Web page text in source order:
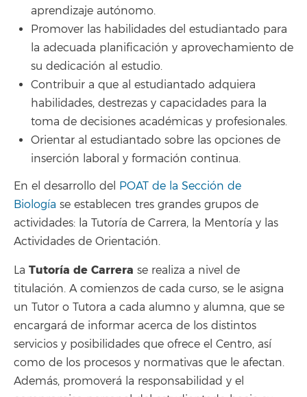
aprendizaje autónomo.
Promover las habilidades del estudiantado para
la adecuada planificación y aprovechamiento de
su dedicación al estudio.
Contribuir a que al estudiantado adquiera
habilidades, destrezas y capacidades para la
toma de decisiones académicas y profesionales.
Orientar al estudiantado sobre las opciones de
inserción laboral y formación continua.
En el desarrollo del POAT de la Sección de
Biología se establecen tres grandes grupos de
actividades: la Tutoría de Carrera, la Mentoría y las
Actividades de Orientación.
La Tutoría de Carrera se realiza a nivel de
titulación. A comienzos de cada curso, se le asigna
un Tutor o Tutora a cada alumno y alumna, que se
encargará de informar acerca de los distintos
servicios y posibilidades que ofrece el Centro, así
como de los procesos y normativas que le afectan.
Además, promoverá la responsabilidad y el